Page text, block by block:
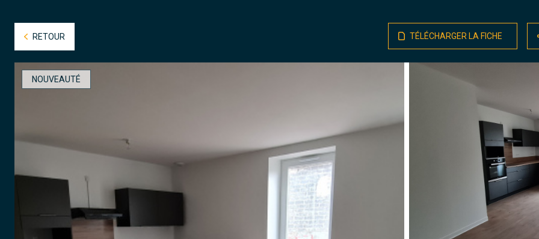
RETOUR TÉLÉCHARGER LA FICHE
NOUVEAUTÉ